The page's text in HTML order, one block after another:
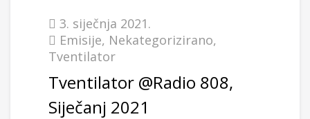
3. siječnja 2021.
Emisije, Nekategorizirano,
Tventilator
Tventilator @Radio 808,
Siječanj 2021